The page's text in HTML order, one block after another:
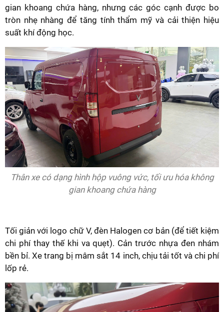
gian khoang chứa hàng, nhưng các góc cạnh được bo
tròn nhẹ nhàng để tăng tính thẩm mỹ và cải thiện hiệu
suất khí động học.
Thân xe có dạng hình hộp vuông vức, tối ưu hóa không
gian khoang chứa hàng
Tối giản với logo chữ V, đèn Halogen cơ bản (để tiết kiệm
chi phí thay thế khi va quẹt). Cản trước nhựa đen nhám
bền bỉ. Xe trang bị mâm sắt 14 inch, chịu tải tốt và chi phí
lốp rẻ.